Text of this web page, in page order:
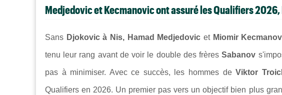
Medjedovic et Kecmanovic ont assuré les Qualifiers
Sans Djokovic à Nis, Hamad Medjedovic et Miomir
tenu leur rang avant de voir le double des frèresSabanov
pas à minimiser. Avec ce succès, les hommes deViktor
Qualifiers en 2026. Un premier pas vers un objectif bien plus